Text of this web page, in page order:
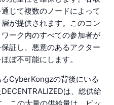
じて複数のノードによって
が提供されます。このコン
ーク内のすべての参加者が
証し、悪意のあるアクター
ぼ不可能にします。
CyberKongzの背後にいる
は、総供給
この大量の供給量は、ビッ